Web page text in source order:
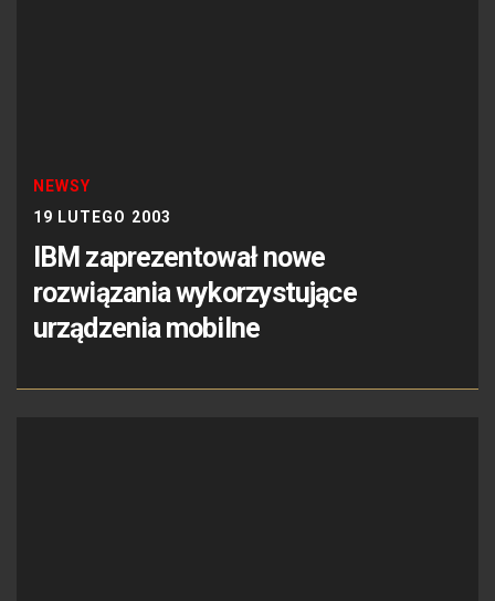
NEWSY
19 LUTEGO 2003
IBM zaprezentował nowe
rozwiązania wykorzystujące
urządzenia mobilne